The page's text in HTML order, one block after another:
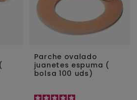
Parche ovalado
juanetes espuma (
bolsa 100 uds)